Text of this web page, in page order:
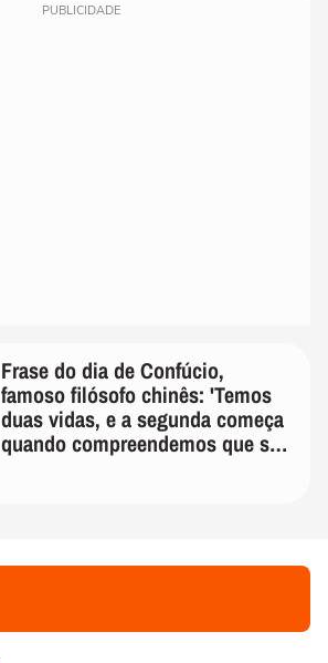
PUBLICIDADE
Frase do dia de Confúcio,
famoso filósofo chinês: 'Temos
duas vidas, e a segunda começa
quando compreendemos que só